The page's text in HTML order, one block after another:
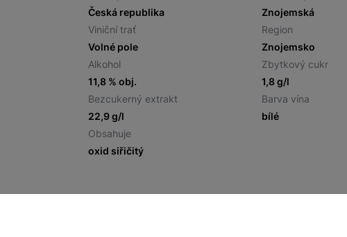
Česká republika
Znojemská
Viniční trať
Volné pole
Region
Znojemsko
Alkohol
11,8 % obj.
Zbytkový cukr
1,8 g/l
Bezcukerný extrakt
22,9 g/l
Barva vína
bílé
Obsahuje
oxid siřičitý